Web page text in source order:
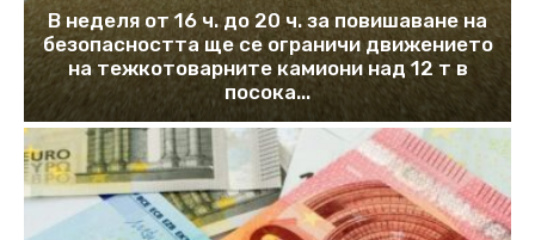
В неделя от 16 ч. до 20 ч. за повишаване на
безопасността ще се ограничи движението
на тежкотоварните камиони над 12 т в
посока...